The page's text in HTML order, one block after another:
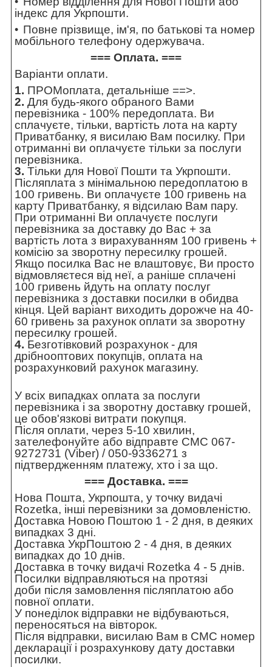
індекс для Укрпошти.
Повне прізвище, ім'я, по батькові та номер
мобільного телефону одержувача.
=== Оплата. ===
Варіанти оплати.
1. ПРОМоплата, детальніше ==>.
2. Для будь-якого обраного Вами
перевізника - 100% передоплата. Ви
сплачуєте, тільки, вартість лота на карту
Приватбанку, я висилаю Вам посилку. При
отриманні ви оплачуєте тільки за послуги
перевізника.
3. Тільки для Нової Пошти та Укрпошти.
Післяплата з мінімальною передоплатою в
100 гривень. Ви оплачуєте 100 гривень на
карту Приватбанку, я відсилаю Вам пару.
При отриманні Ви оплачуєте послуги
перевізника за доставку до Вас + за
вартість лота з вирахуванням 100 гривень +
комісію за зворотну пересилку грошей.
Якщо посилка Вас не влаштовує, Ви просто
відмовляєтеся від неї, а раніше сплачені
100 гривень йдуть на оплату послуг
перевізника з доставки посилки в обидва
кінця. Цей варіант виходить дорожче на 40-
60 гривень за рахунок оплати за зворотну
пересилку грошей.
4. Безготівковий розрахунок - для
дрібнооптових покупців, оплата на
розрахунковий рахунок магазину.
У всіх випадках оплата за послуги
перевізника і за зворотну доставку грошей,
це обов'язкові витрати покупця.
Після оплати, через 5-10 хвилин,
зателефонуйте або відправте СМС 067-
9272731 (Viber) / 050-9336271 з
підтвердженням платежу, хто і за що.
=== Доставка. ===
Нова Пошта, Укрпошта, у точку видачі
Rozetka, інші перевізники за домовленістю.
Доставка Новою Поштою 1 - 2 дня, в деяких
випадках 3 дні.
Доставка УкрПоштою 2 - 4 дня, в деяких
випадках до 10 днів.
Доставка в точку видачі Rozetka 4 - 5 днів.
Посилки відправляються на протязі
доби після замовлення післяплатою або
повної оплати.
У понеділок відправки не відбуваються,
переносяться на вівторок.
Після відправки, висилаю Вам в СМС номер
декларації і розрахункову дату доставки
посилки.